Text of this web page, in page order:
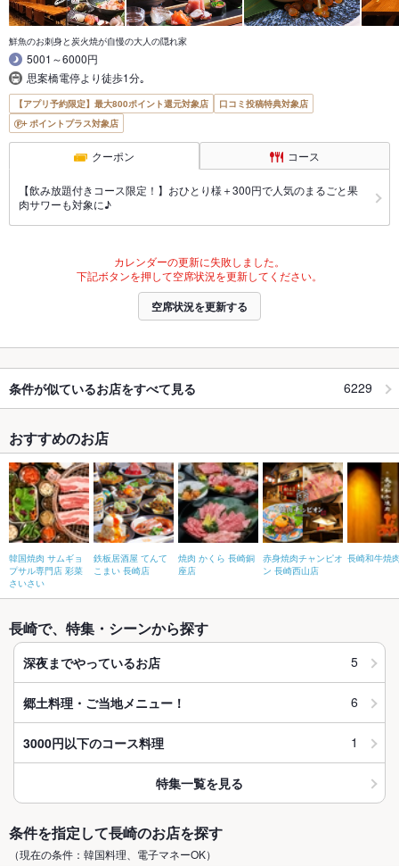
鮮魚のお刺身と炭火焼が自慢の大人の隠れ家
5001～6000円
思案橋電停より徒歩1分｡
【アプリ予約限定】最大800ポイント還元対象店
口コミ投稿特典対象店
ポイントプラス対象店
クーポン コース
【飲み放題付きコース限定！】おひとり様＋300円で人気のまるごと果
肉サワーも対象に♪
カレンダーの更新に失敗しました。
下記ボタンを押して空席状況を更新してください。
空席状況を更新する
条件が似ているお店をすべて見る 6229
おすすめのお店
韓国焼肉 サムギョ
プサル専門店 彩菜
さいさい
鉄板居酒屋 てんて
こまい 長崎店
焼肉 かくら 長崎銅
座店
赤身焼肉チャンピオ
ン 長崎西山店
長崎和牛焼
長崎で、特集・シーンから探す
深夜までやっているお店 5
郷土料理・ご当地メニュー！ 6
3000円以下のコース料理 1
特集一覧を見る
条件を指定して長崎のお店を探す
（現在の条件：韓国料理、電子マネーOK）